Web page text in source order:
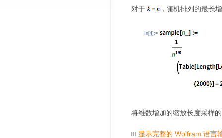
对于 ，随机排列的最长
In[4]:=
将维数增加的缩放长度采样
显示完整的 Wolfram 语言